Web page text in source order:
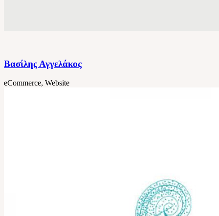
Βασίλης Αγγελάκος
eCommerce, Website